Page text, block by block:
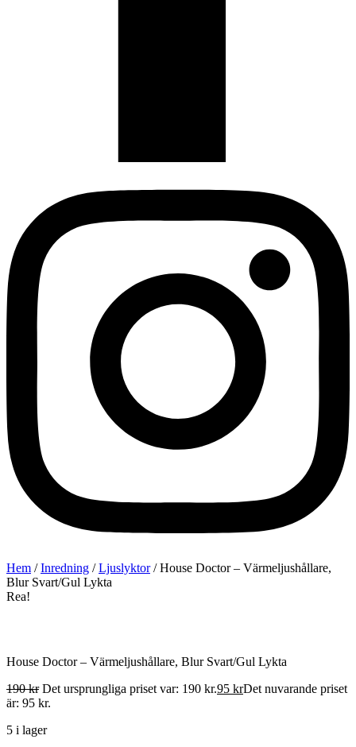
Hem /Inredning /Ljuslyktor/ House Doctor – Värmeljushållare,
Blur Svart/Gul Lykta
Rea!
House Doctor – Värmeljushållare, Blur Svart/Gul Lykta
190kr Det ursprungliga priset var: 190 kr.95 krDet nuvarande priset
är: 95 kr.
5 i lager